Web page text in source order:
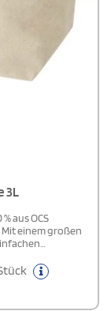
3L
aus OCS
einem großen